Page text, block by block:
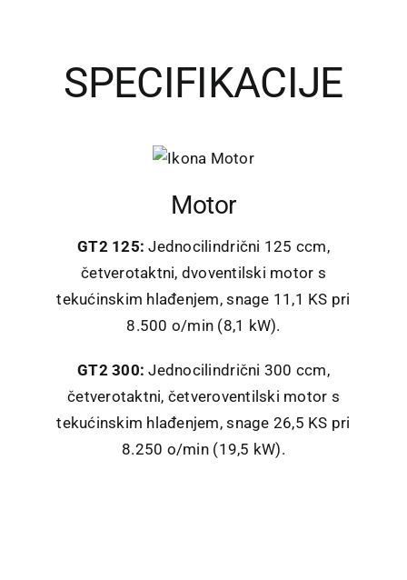
SPECIFIKACIJE
Motor
GT2 125: Jednocilindrični 125 ccm,
četverotaktni, dvoventilski motor s
tekućinskim hlađenjem, snage 11,1 KS pri
8.500 o/min (8,1 kW).
GT2 300: Jednocilindrični 300 ccm,
četverotaktni, četveroventilski motor s
tekućinskim hlađenjem, snage 26,5 KS pri
8.250 o/min (19,5 kW).